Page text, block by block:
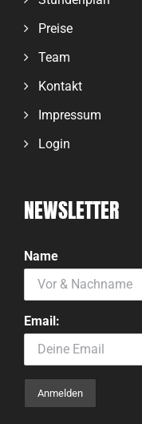
Preise
Team
Kontakt
Impressum
Login
NEWSLETTER
Name
Email: